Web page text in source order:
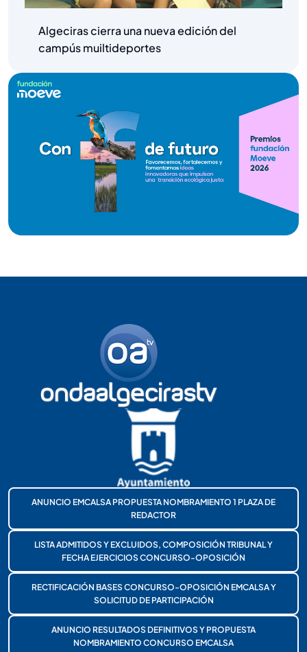
Algeciras cierra una nueva edición del
campús muiltideportes
ANUNCIO EMCALSA PROPUESTA NOMBRAMIENTO 1 PLAZA DE
REDACTOR
LISTA ADMITIDOS Y EXCLUIDOS, COMPOSICIÓN TRIBUNAL Y
FECHA EJERCICIOS CONCURSO-OPOSICIÓN
RECTIFICACIÓN BASES CONCURSO-OPOSICIÓN EMCALSA Y
SOLICITUD DE PARTICIPACIÓN
ANUNCIO RESULTADOS DEFINITIVOS Y PROPUESTA
NOMBRAMIENTO CONCURSO EMCALSA